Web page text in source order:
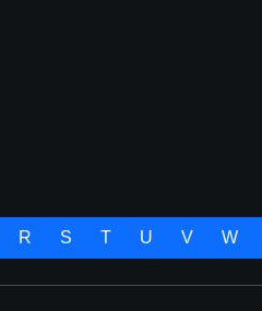
R S T U V W